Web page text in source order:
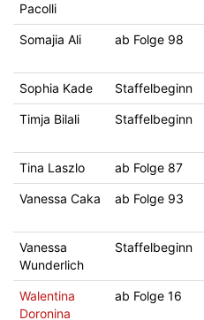
Pacolli
Somajia Ali ab Folge 98
Sophia Kade Staffelbeginn
Timja Bilali Staffelbeginn
Tina Laszlo ab Folge 87
Vanessa Caka ab Folge 93
Vanessa
Wunderlich
Staffelbeginn
Walentina
Doronina
ab Folge 16